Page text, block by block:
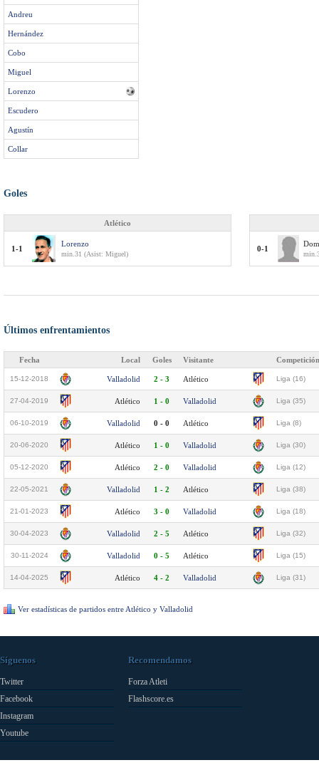
Andreu
Hernández
Cobo
Miguel
Lorenzo
Escudero
Agustín
Collar
Goles
Atlético
1-1
Lorenzo
min.31 (Asist: Miguel)
0-1
Últimos enfrentamientos
Fecha Local Goles Visitante Competición
15-12-2018 Valladolid 2 - 3 Atlético Liga (16)
27-04-2019 Atlético 1 - 0 Valladolid Liga (35)
06-10-2019 Valladolid 0 - 0 Atlético Liga (8)
20-06-2020 Atlético 1 - 0 Valladolid Liga (30)
05-12-2020 Atlético 2 - 0 Valladolid Liga (12)
22-05-2021 Valladolid 1 - 2 Atlético Liga (38)
21-01-2023 Atlético 3 - 0 Valladolid Liga (18)
30-04-2023 Valladolid 2 - 5 Atlético Liga (32)
30-11-2024 Valladolid 0 - 5 Atlético Liga (15)
14-04-2025 Atlético 4 - 2 Valladolid Liga (31)
Ver estadísticas de partidos entre Atlético y Valladolid
Síguenos
Twitter
Facebook
Instagram
Youtube
Recomendamos
Forza Atleti
Flashscore.es